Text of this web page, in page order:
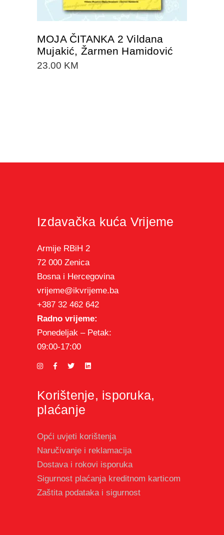
MOJA ČITANKA 2 Vildana
Mujakić, Žarmen Hamidović
23.00 KM
Izdavačka kuća Vrijeme
Armije RBiH 2
72 000 Zenica
Bosna i Hercegovina
vrijeme@ikvrijeme.ba
+387 32 462 642
Radno vrijeme:
Ponedeljak – Petak:
09:00-17:00
Korištenje, isporuka,
plaćanje
Opći uvjeti korištenja
Naručivanje i reklamacija
Dostava i rokovi isporuka
Sigurnost plaćanja kreditnom karticom
Zaštita podataka i sigurnost